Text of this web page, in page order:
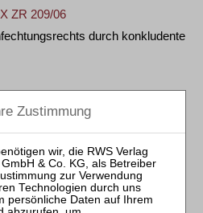
ZR 209/06
durch konkludente